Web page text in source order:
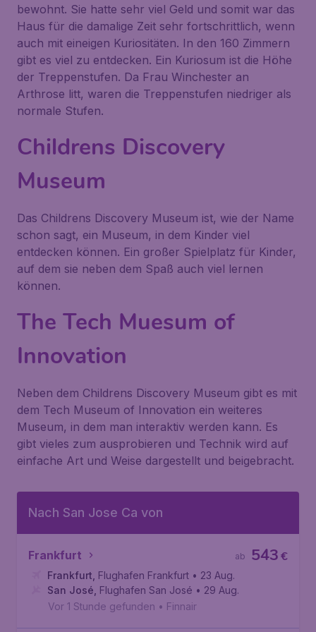
bewohnt. Sie hatte sehr viel Geld und somit war das
Haus für die damalige Zeit sehr fortschrittlich, wenn
auch mit eineigen Kuriositäten. In den 160 Zimmern
gibt es viel zu entdecken. Ein Kuriosum ist die Höhe
der Treppenstufen. Da Frau Winchester an
Arthrose litt, waren die Treppenstufen niedriger als
normale Stufen.
Childrens Discovery
Museum
Das Childrens Discovery Museum ist, wie der Name
schon sagt, ein Museum, in dem Kinder viel
entdecken können. Ein großer Spielplatz für Kinder,
auf dem sie neben dem Spaß auch viel lernen
können.
The Tech Muesum of
Innovation
Neben dem Childrens Discovery Museum gibt es mit
dem Tech Museum of Innovation ein weiteres
Museum, in dem man interaktiv werden kann. Es
gibt vieles zum ausprobieren und Technik wird auf
einfache Art und Weise dargestellt und beigebracht.
Nach San Jose Ca von
Frankfurt €
543
ab
Frankfurt Flughafen Frankfurt • 23 Aug.
San José Flughafen San José • 29 Aug.
Vor 1 Stunde gefunden • Finnair